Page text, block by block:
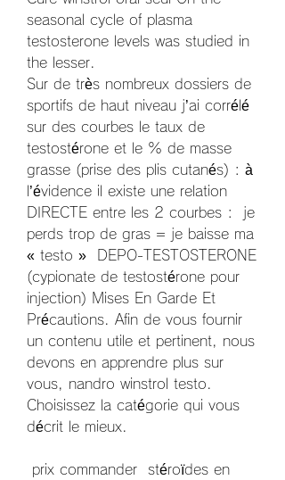
seasonal cycle of plasma
testosterone levels was studied in
the lesser.
Sur de très nombreux dossiers de
sportifs de haut niveau j’ai corrélé
sur des courbes le taux de
testostérone et le % de masse
grasse (prise des plis cutanés) : à
l’évidence il existe une relation
DIRECTE entre les 2 courbes :  je
perds trop de gras = je baisse ma
« testo »  DEPO-TESTOSTERONE
(cypionate de testostérone pour
injection) Mises En Garde Et
Précautions. Afin de vous fournir
un contenu utile et pertinent, nous
devons en apprendre plus sur
vous, nandro winstrol testo.
Choisissez la catégorie qui vous
décrit le mieux.